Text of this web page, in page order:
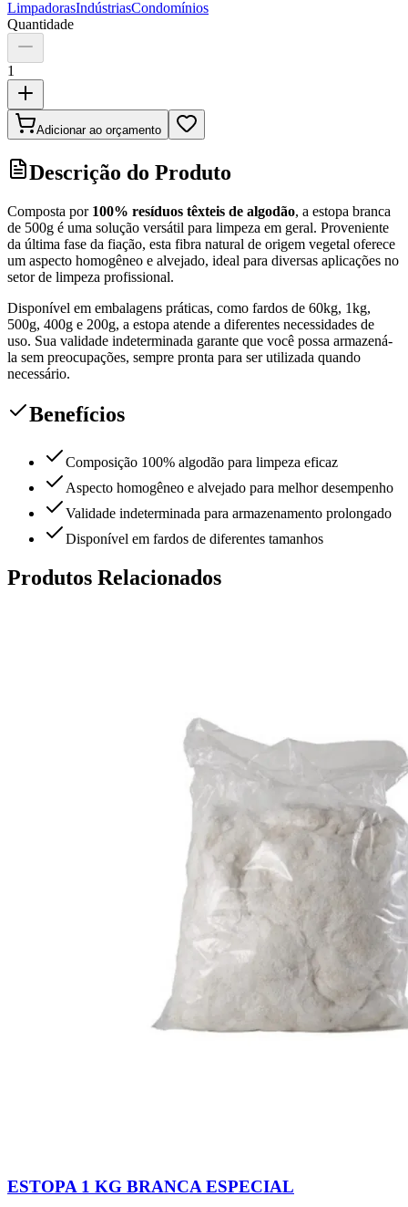
LimpadorasIndústriasCondomínios
Quantidade
1
Adicionar ao orçamento
Descrição do Produto
Composta por 100% resíduos têxteis de algodão, a estopa branca
de 500g é uma solução versátil para limpeza em geral. Proveniente
da última fase da fiação, esta fibra natural de origem vegetal oferece
um aspecto homogêneo e alvejado, ideal para diversas aplicações no
setor de limpeza profissional.
Disponível em embalagens práticas, como fardos de 60kg, 1kg,
500g, 400g e 200g, a estopa atende a diferentes necessidades de
uso. Sua validade indeterminada garante que você possa armazená-
la sem preocupações, sempre pronta para ser utilizada quando
necessário.
Benefícios
Composição 100% algodão para limpeza eficaz
Aspecto homogêneo e alvejado para melhor desempenho
Validade indeterminada para armazenamento prolongado
Disponível em fardos de diferentes tamanhos
Produtos Relacionados
ESTOPA 1 KG BRANCA ESPECIAL